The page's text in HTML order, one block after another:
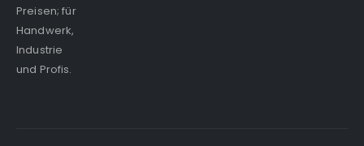
Preisen; für
Handwerk,
Industrie
und Profis.